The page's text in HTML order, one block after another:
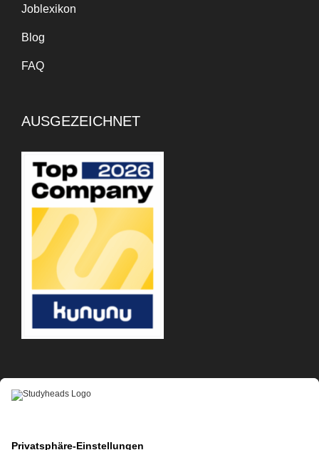
Joblexikon
Blog
FAQ
AUSGEZEICHNET